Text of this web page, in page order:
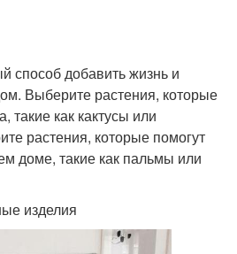
способ добавить жизнь и
Выберите растения, которые
такие как кактусы или
растения, которые помогут
доме, такие как пальмы или
изделия